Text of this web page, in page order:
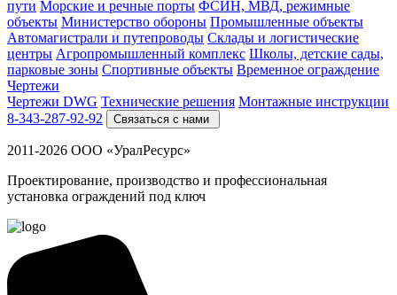
пути Морские и речные порты ФСИН, МВД, режимные
объекты Министерство обороны Промышленные объекты
Автомагистрали и путепроводы Склады и логистические
центры Агропромышленный комплекс Школы, детские сады,
парковые зоны Спортивные объекты Временное ограждение
Чертежи
Чертежи DWG Технические решения Монтажные инструкции
8-343-287-92-92
Связаться с нами
2011-2026 ООО «УралРесурс»
Проектирование, производство и профессиональная
установка ограждений под ключ